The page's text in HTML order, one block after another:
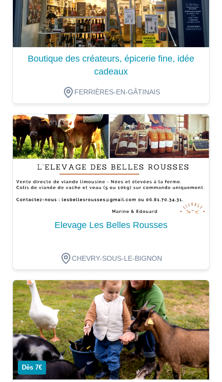
Boutique des créateurs, épicerie fine, idée
cadeaux
FERRIÈRES-EN-GÂTINAIS
Dégustation
Elevage Les Belles Rousses
CHEVRY-SOUS-LE-BIGNON
Dégustation
Dès 7€